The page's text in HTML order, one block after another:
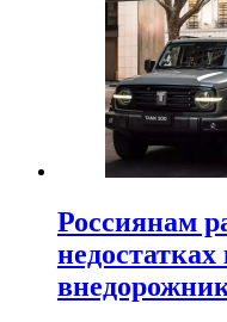
Россиянам
недостатках